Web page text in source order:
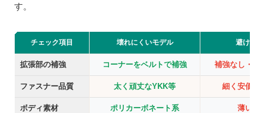
す。
チェック項目 壊れにくいモデル 避けた
拡張部の補強 コーナーをベルトで補強 補強なし・フ
ファスナー品質 太く頑丈なYKK等 細く安価な
ボディ素材 ポリカーボネート系 薄い安